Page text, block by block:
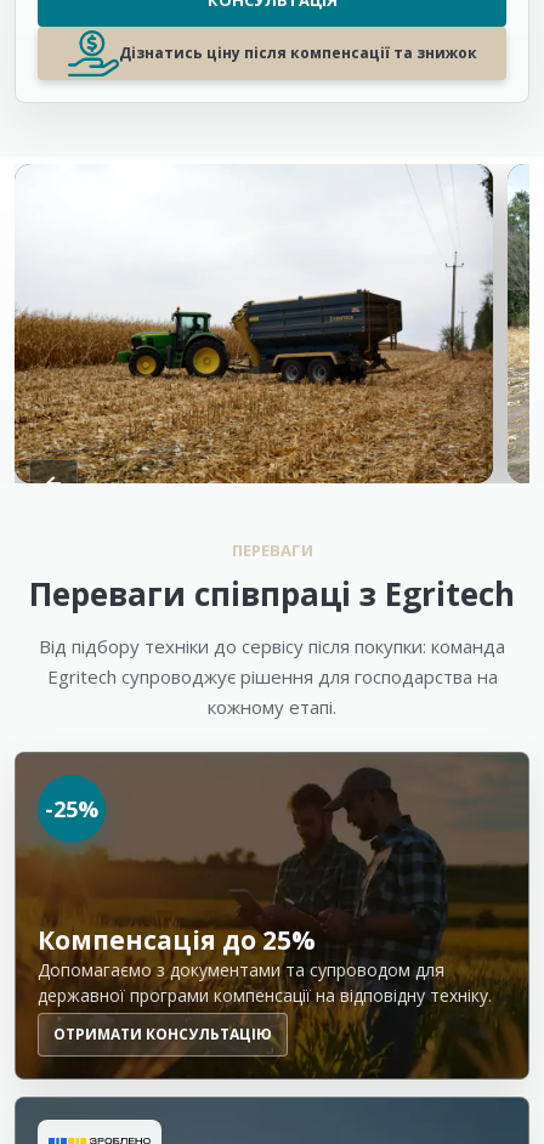
Дізнатись ціну після компенсації та знижок
ПЕРЕВАГИ
Переваги співпраці з Egritech
Від підбору техніки до сервісу після покупки: команда
Egritech супроводжує рішення для господарства на
кожному етапі.
-25%
Компенсація до 25%
Допомагаємо з документами та супроводом для
державної програми компенсації на відповідну техніку.
ОТРИМАТИ КОНСУЛЬТАЦІЮ